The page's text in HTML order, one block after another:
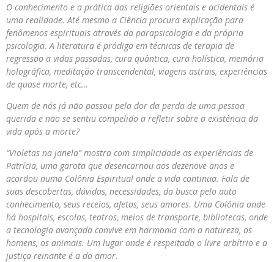
O conhecimento e a prática das religiões orientais e ocidentais é
uma realidade. Até mesmo a Ciência procura explicação para
fenômenos espirituais através da parapsicologia e da própria
psicologia. A literatura é pródiga em técnicas de terapia de
regressão a vidas passadas, cura quântica, cura holística, memória
holográfica, meditação transcendental, viagens astrais, experiências
de quase morte, etc…
Quem de nós já não passou pela dor da perda de uma pessoa
querida e não se sentiu compelido a refletir sobre a existência da
vida após a morte?
“Violetas na janela” mostra com simplicidade as experiências de
Patrícia, uma garota que desencarnou aos dezenove anos e
acordou numa Colônia Espiritual onde a vida continua. Fala de
suas descobertas, dúvidas, necessidades, da busca pelo auto
conhecimento, seus receios, afetos, seus amores. Uma Colônia onde
há hospitais, escolas, teatros, meios de transporte, bibliotecas, onde
a tecnologia avançada convive em harmonia com a natureza, os
homens, os animais. Um lugar onde é respeitado o livre arbítrio e a
justiça reinante é a do amor.